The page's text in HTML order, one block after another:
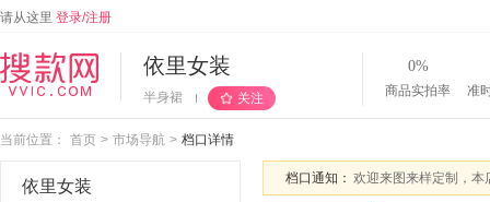
请从这里 登录/注册
依里女装
半身裙 关注
0%
商品实拍率 准
当前位置： 首页 > 市场导航 > 档口详情
依里女装 档口通知：